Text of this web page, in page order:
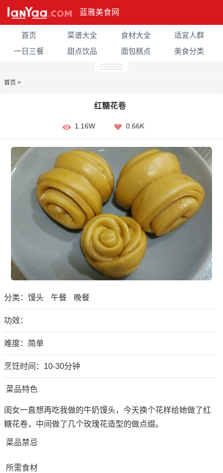
蓝雅美食网
首页 菜谱大全 食材大全
适宜人群
一日三餐
甜点饮品 面包糕点 美食分类
首页 >
红糖花卷
1.16W 0.66K
分类： 馒头 午餐 晚餐
功效：
难度：简单
烹饪时间：10-30分钟
菜品特色
闺女一直想再吃我做的牛奶馒头，今天换个花样给她做了红
糖花卷，中间做了几个玫瑰花造型的做点缀。
菜品禁忌
所需食材